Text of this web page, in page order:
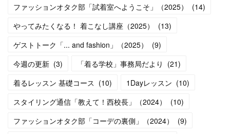
ファッションオタク部「試着室へようこそ」（2025）
(14)
やってみたくなる！ 着こなし講座（2025）
(13)
ゲストトーク「... and fashion」（2025）
(9)
今週の更新 (3) 「着る学校」事務局だより (21)
着るレッスン 基礎コース (10) 1Dayレッスン (10)
スタイリング通信「教えて！西校長」（2024）
(10)
ファッションオタク部「コーデの裏側」（2024）
(9)